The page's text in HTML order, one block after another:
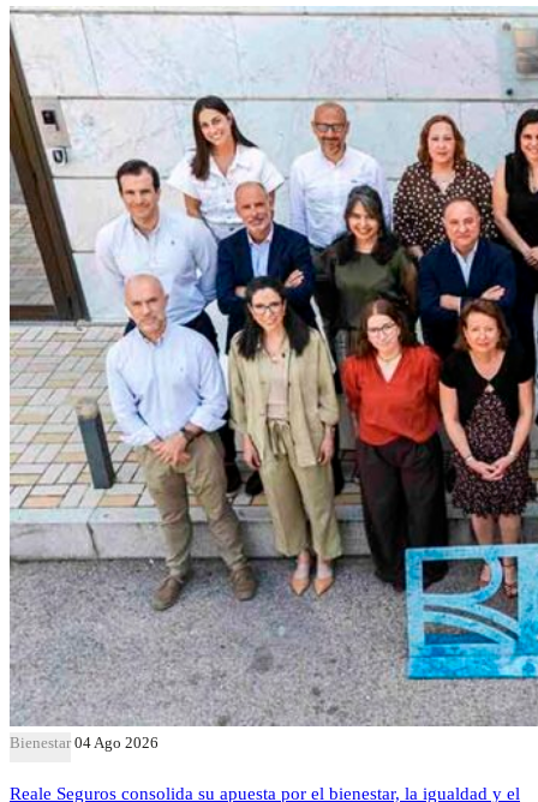
Bienestar 04 Ago 2026
Reale Seguros consolida su apuesta por el bienestar, la igualdad y el